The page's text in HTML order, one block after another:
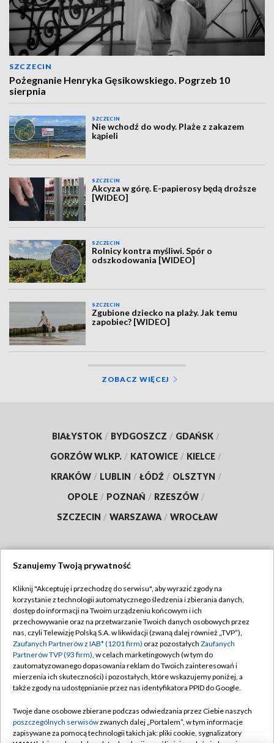
SZCZECIN
Pożegnanie Henryka Gęsikowskiego. Pogrzeb 10
sierpnia
SZCZECIN
Nie wchodź do wody. Plaże z zakazem
kąpieli
SZCZECIN
Akcyza w górę. E-papierosy będą droższe
[WIDEO]
SZCZECIN
Rolnicy kontra myśliwi. Spór o
odszkodowania [WIDEO]
SZCZECIN
Zgubione dziecko na plaży. Jak temu
zapobiec? [WIDEO]
ZOBACZ WIĘCEJ
BIAŁYSTOK / BYDGOSZCZ / GDAŃSK /
GORZÓW WLKP. / KATOWICE / KIELCE /
KRAKÓW / LUBLIN / ŁÓDŹ / OLSZTYN /
OPOLE / POZNAŃ / RZESZÓW /
SZCZECIN / WARSZAWA / WROCŁAW
TVP
Abonament TVP
Emisja w TVP
Centrum informacji TVP
Naziemna Telewizja Cyfrowa
Rada Programowa
System NOS
Regulamin TVP
Polityka prywatności
Moje zgody
Pomoc
Kontakt
Szanujemy Twoją prywatność
Kliknij "Akceptuję i przechodzę do serwisu", aby wyrazić zgody na
korzystanie z technologii automatycznego śledzenia i zbierania danych,
dostęp do informacji na Twoim urządzeniu końcowym i ich
przechowywanie oraz na przetwarzanie Twoich danych osobowych przez
nas, czyli Telewizję Polską S.A. w likwidacji (zwaną dalej również „TVP”),
Zaufanych Partnerów z IAB* (1201 firm) oraz pozostałych Zaufanych
Partnerów TVP (93 firm), w celach marketingowych (w tym do
zautomatyzowanego dopasowania reklam do Twoich zainteresowań i
mierzenia ich skuteczności) i pozostałych, które wskazujemy poniżej, a
także zgody na udostępnianie przez nas identyfikatora PPID do Google.
Twoje dane osobowe zbierane podczas odwiedzania przez Ciebie naszych
poszczególnych serwisówzwanych dalej „Portalem”, w tym informacje
zapisywane za pomocą technologii takich jak: pliki cookie, sygnalizatory